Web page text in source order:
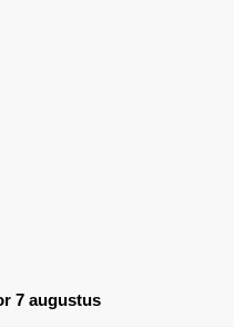
7 augustus